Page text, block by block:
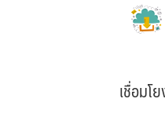
เชื่อมโ